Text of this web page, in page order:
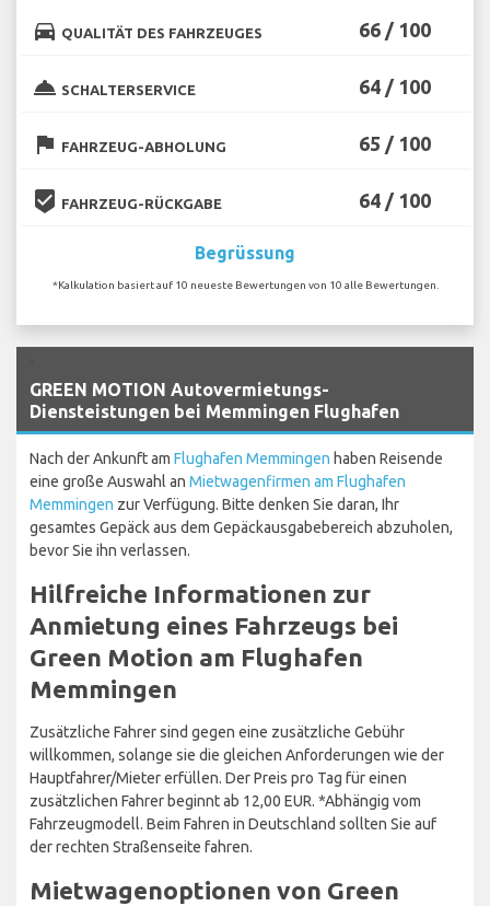
directions_car QUALITÄT DES FAHRZEUGES 66 / 100
room_service SCHALTERSERVICE 64 / 100
flag FAHRZEUG-ABHOLUNG 65 / 100
beenhere FAHRZEUG-RÜCKGABE 64 / 100
Begrüssung
*Kalkulation basiert auf 10 neueste Bewertungen von 10 alle Bewertungen.
GREEN MOTION Autovermietungs-
Diensteistungen bei Memmingen Flughafen
Nach der Ankunft am Flughafen Memmingen haben Reisende
eine große Auswahl an Mietwagenfirmen am Flughafen
Memmingen zur Verfügung. Bitte denken Sie daran, Ihr
gesamtes Gepäck aus dem Gepäckausgabebereich abzuholen,
bevor Sie ihn verlassen.
Hilfreiche Informationen zur
Anmietung eines Fahrzeugs bei
Green Motion am Flughafen
Memmingen
Zusätzliche Fahrer sind gegen eine zusätzliche Gebühr
willkommen, solange sie die gleichen Anforderungen wie der
Hauptfahrer/Mieter erfüllen. Der Preis pro Tag für einen
zusätzlichen Fahrer beginnt ab 12,00 EUR. *Abhängig vom
Fahrzeugmodell. Beim Fahren in Deutschland sollten Sie auf
der rechten Straßenseite fahren.
Mietwagenoptionen von Green